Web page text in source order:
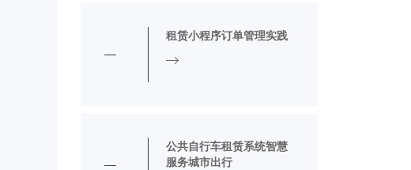
租赁小程序订单管理实践
公共自行车租赁系统智慧
服务城市出行